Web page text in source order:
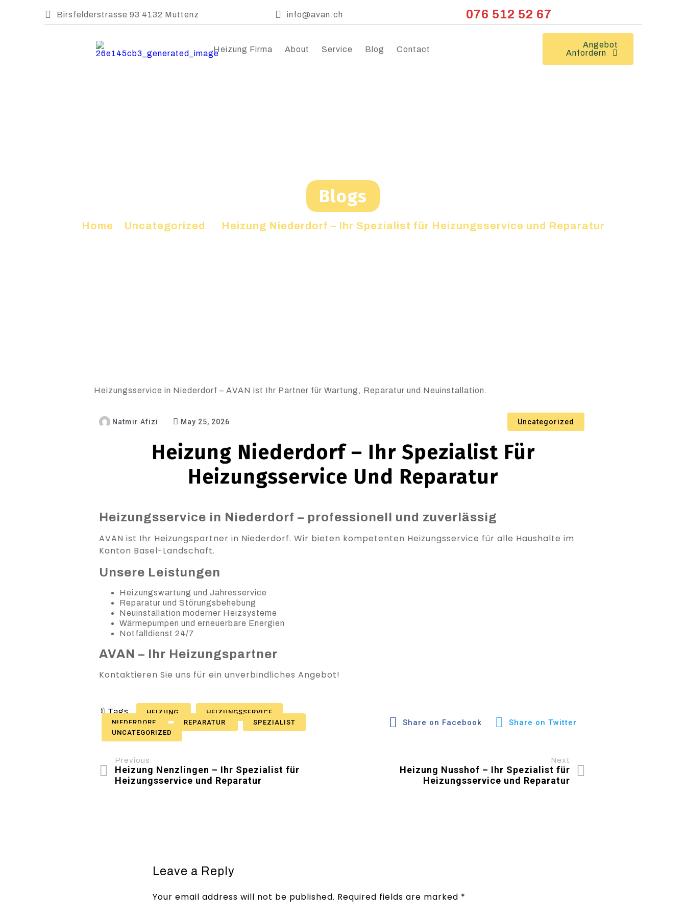
Birsfelderstrasse 93 4132 Muttenz info@avan.ch 076 512 52 67
Heizung Firma About Service Blog Contact
Angebot
Anfordern
Blogs
Home Uncategorized Heizung Niederdorf – Ihr Spezialist für Heizungsservice und Reparatur
Heizungsservice in Niederdorf – AVAN ist Ihr Partner für Wartung, Reparatur und Neuinstallation.
Natmir Afizi May 25, 2026 Uncategorized
Heizung Niederdorf – Ihr Spezialist Für
Heizungsservice Und Reparatur
Heizungsservice in Niederdorf – professionell und zuverlässig
AVAN ist Ihr Heizungspartner in Niederdorf. Wir bieten kompetenten Heizungsservice für alle Haushalte im
Kanton Basel-Landschaft.
Unsere Leistungen
Heizungswartung und Jahresservice
Reparatur und Störungsbehebung
Neuinstallation moderner Heizsysteme
Wärmepumpen und erneuerbare Energien
Notfalldienst 24/7
AVAN – Ihr Heizungspartner
Kontaktieren Sie uns für ein unverbindliches Angebot!
🔖Tags: HEIZUNG
HEIZUNGSSERVICE
NIEDERDORF
REPARATUR
SPEZIALIST
UNCATEGORIZED
Share on Facebook Share on Twitter
Previous
Heizung Nenzlingen – Ihr Spezialist für
Heizungsservice und Reparatur
Next
Heizung Nusshof – Ihr Spezialist für
Heizungsservice und Reparatur
Leave a Reply
Your email address will not be published. Required fields are marked *